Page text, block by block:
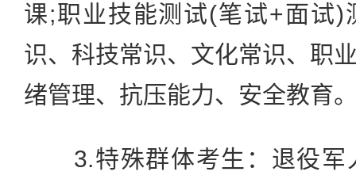
课;职业技能测试(笔试+面试)
识、科技常识、文化常识、职
绪管理、抗压能力、安全教育
3.特殊群体考生：退役军